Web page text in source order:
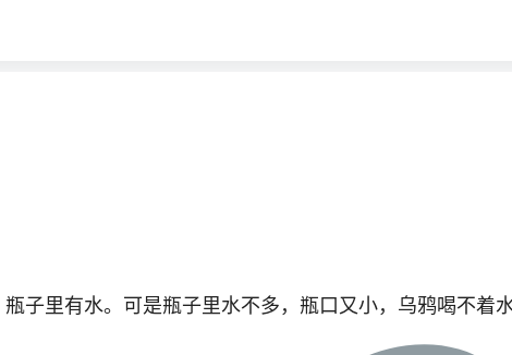
子里有水。可是瓶子里水不多，瓶口又小，乌鸦喝不着